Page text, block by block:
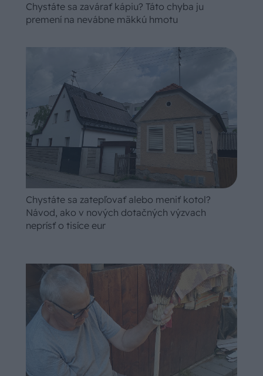
Chystáte sa zavárať kápiu? Táto chyba ju
premení na nevábne mäkkú hmotu
Chystáte sa zatepľovať alebo meniť kotol?
Návod, ako v nových dotačných výzvach
neprísť o tisíce eur